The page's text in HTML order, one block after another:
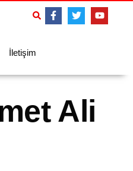
İletişim
Ali